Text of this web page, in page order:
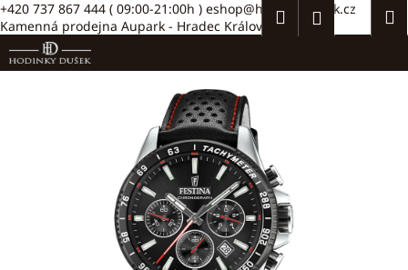
Přejít
na
+420 737 867 444 ( 09:00-21:00h ) eshop@hodinkydusek.cz
Kamenná prodejna Aupark - Hradec Králové >>
HledatPřihlášení
K
o
š
í
Zpět
Zpět